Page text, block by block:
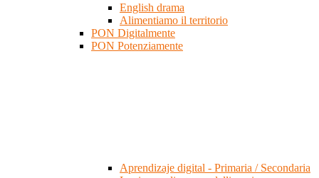
English drama
Alimentiamo il territorio
PON Digitalmente
PON Potenziamente
Aprendizaje digital - Primaria / Secondaria